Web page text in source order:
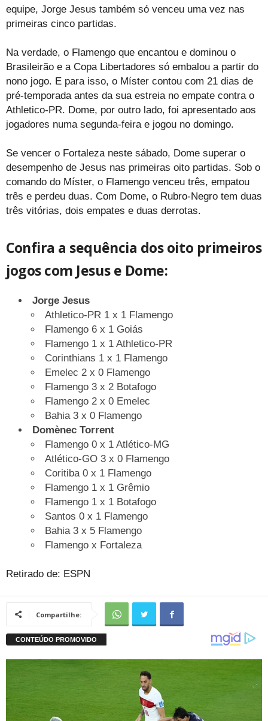
equipe, Jorge Jesus também só venceu uma vez nas
primeiras cinco partidas.
Na verdade, o Flamengo que encantou e dominou o
Brasileirão e a Copa Libertadores só embalou a partir do
nono jogo. E para isso, o Míster contou com 21 dias de
pré-temporada antes da sua estreia no empate contra o
Athletico-PR. Dome, por outro lado, foi apresentado aos
jogadores numa segunda-feira e jogou no domingo.
Se vencer o Fortaleza neste sábado, Dome superar o
desempenho de Jesus nas primeiras oito partidas. Sob o
comando do Míster, o Flamengo venceu três, empatou
três e perdeu duas. Com Dome, o Rubro-Negro tem duas
três vitórias, dois empates e duas derrotas.
Confira a sequência dos oito primeiros
jogos com Jesus e Dome:
Jorge Jesus
Athletico-PR 1 x 1 Flamengo
Flamengo 6 x 1 Goiás
Flamengo 1 x 1 Athletico-PR
Corinthians 1 x 1 Flamengo
Emelec 2 x 0 Flamengo
Flamengo 3 x 2 Botafogo
Flamengo 2 x 0 Emelec
Bahia 3 x 0 Flamengo
Domènec Torrent
Flamengo 0 x 1 Atlético-MG
Atlético-GO 3 x 0 Flamengo
Coritiba 0 x 1 Flamengo
Flamengo 1 x 1 Grêmio
Flamengo 1 x 1 Botafogo
Santos 0 x 1 Flamengo
Bahia 3 x 5 Flamengo
Flamengo x Fortaleza
Retirado de: ESPN
Compartilhe: